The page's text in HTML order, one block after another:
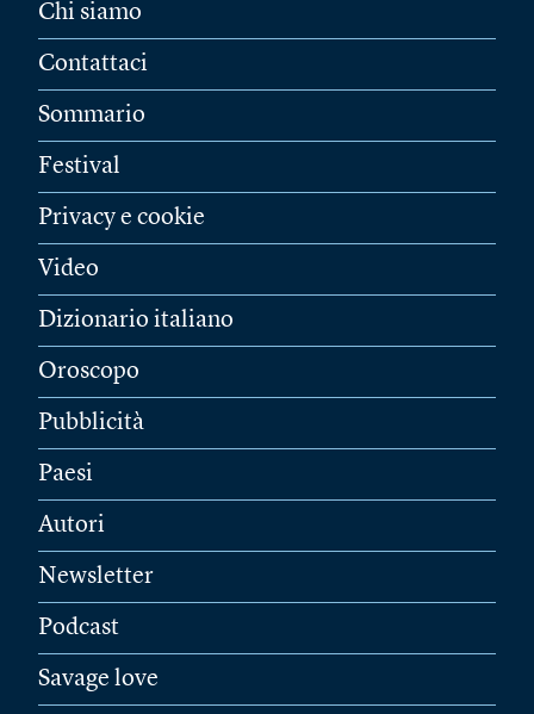
Chi siamo
Contattaci
Sommario
Festival
Privacy e cookie
Video
Dizionario italiano
Oroscopo
Pubblicità
Paesi
Autori
Newsletter
Podcast
Savage love